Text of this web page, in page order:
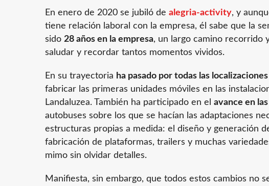
En enero de 2020 se jubiló de alegria-activity, y
tiene relación laboral con la empresa, él sabe que la
sido 28 años en la empresa, un largo camino recorrido
saludar y recordar tantos momentos vividos.
En su trayectoria ha pasado por todas las
fabricar las primeras unidades móviles en las
Landaluzea. También ha participado en el avance en
autobuses sobre los que se hacían las adaptaciones
estructuras propias a medida: el diseño y generación
fabricación de plataformas, trailers y muchas
mimo sin olvidar detalles.
Manifiesta, sin embargo, que todos estos cambios no